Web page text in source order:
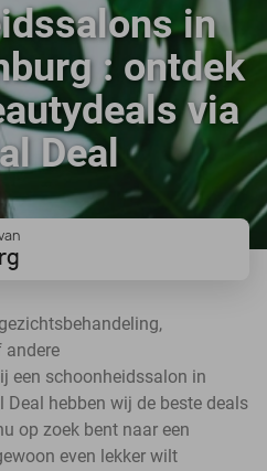
9,4
15.000+ deals
in
: ontdek
via
Deal
andere
een schoonheidssalon in
hebben wij de beste deals
op zoek bent naar een
even lekker wilt